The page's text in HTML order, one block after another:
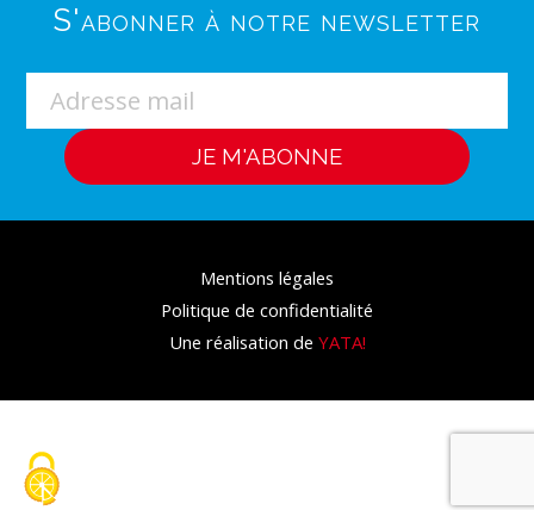
S'abonner à notre newsletter
Mentions légales
Politique de confidentialité
Une réalisation de YATA!